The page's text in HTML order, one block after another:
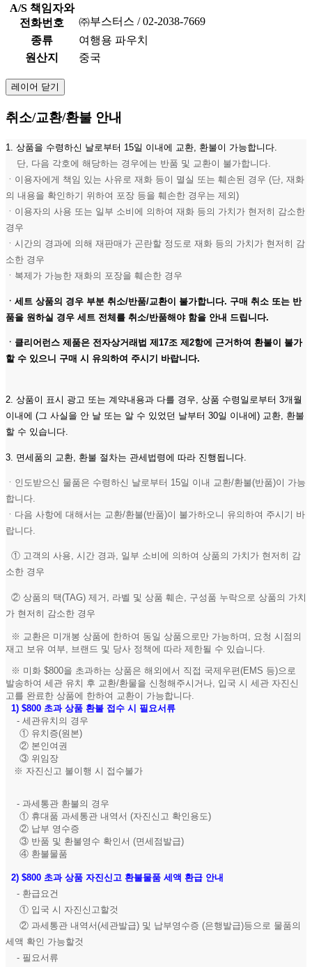
A/S 책임자와
전화번호
㈜부스터스 / 02-2038-7669
종류
여행용 파우치
원산지
중국
레이어 닫기
취소/교환/환불 안내
1. 상품을 수령하신 날로부터 15일 이내에 교환, 환불이 가능합니다.
단, 다음 각호에 해당하는 경우에는 반품 및 교환이 불가합니다.
ㆍ이용자에게 책임 있는 사유로 재화 등이 멸실 또는 훼손된 경우 (단, 재화
의 내용을 확인하기 위하여 포장 등을 훼손한 경우는 제외)
ㆍ이용자의 사용 또는 일부 소비에 의하여 재화 등의 가치가 현저히 감소한
경우
ㆍ시간의 경과에 의해 재판매가 곤란할 정도로 재화 등의 가치가 현저히 감
소한 경우
ㆍ복제가 가능한 재화의 포장을 훼손한 경우
ㆍ세트 상품의 경우 부분 취소/반품/교환이 불가합니다. 구매 취소 또는 반
품을 원하실 경우 세트 전체를 취소/반품해야 함을 안내 드립니다.
ㆍ클리어런스 제품은 전자상거래법 제17조 제2항에 근거하여 환불이 불가
할 수 있으니 구매 시 유의하여 주시기 바랍니다.
2. 상품이 표시 광고 또는 계약내용과 다를 경우, 상품 수령일로부터 3개월
이내에 (그 사실을 안 날 또는 알 수 있었던 날부터 30일 이내에) 교환, 환불
할 수 있습니다.
3. 면세품의 교환, 환불 절차는 관세법령에 따라 진행됩니다.
ㆍ인도받으신 물품은 수령하신 날로부터 15일 이내 교환/환불(반품)이 가능
합니다.
ㆍ다음 사항에 대해서는 교환/환불(반품)이 불가하오니 유의하여 주시기 바
랍니다.
① 고객의 사용, 시간 경과, 일부 소비에 의하여 상품의 가치가 현저히 감
소한 경우
② 상품의 택(TAG) 제거, 라벨 및 상품 훼손, 구성품 누락으로 상품의 가치
가 현저히 감소한 경우
※ 교환은 미개봉 상품에 한하여 동일 상품으로만 가능하며, 요청 시점의
재고 보유 여부, 브랜드 및 당사 정책에 따라 제한될 수 있습니다.
※ 미화 $800을 초과하는 상품은 해외에서 직접 국제우편(EMS 등)으로
발송하여 세관 유치 후 교환/환물을 신청해주시거나, 입국 시 세관 자진신
고를 완료한 상품에 한하여 교환이 가능합니다.
1) $800 초과 상품 환불 접수 시 필요서류
- 세관유치의 경우
① 유치증(원본)
② 본인여권
③ 위임장
※ 자진신고 불이행 시 접수불가
- 과세통관 환불의 경우
① 휴대품 과세통관 내역서 (자진신고 확인용도)
② 납부 영수증
③ 반품 및 환불영수 확인서 (면세점발급)
④ 환불물품
2) $800 초과 상품 자진신고 환불물품 세액 환급 안내
- 환급요건
① 입국 시 자진신고할것
② 과세통관 내역서(세관발급) 및 납부영수증 (은행발급)등으로 물품의
세액 확인 가능할것
- 필요서류